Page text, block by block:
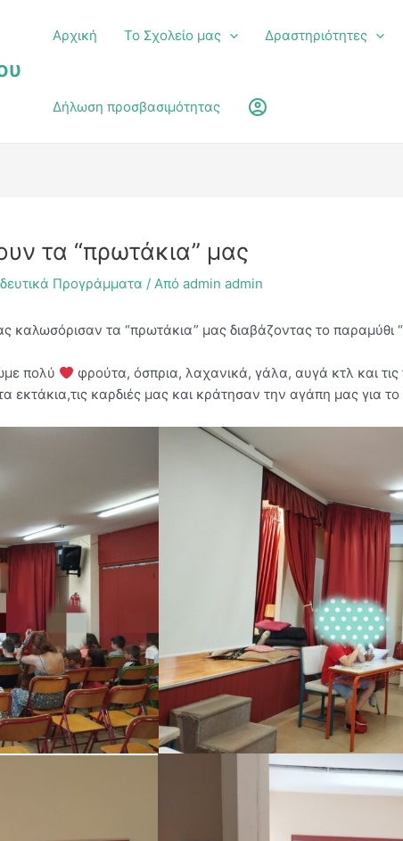
Αρχική Το Σχολείο μας Δραστηριότητες
Δήλωση προσβασιμότητας account_circle
τα “πρωτάκια” μας
Προγράμματα / Από admin admin
καλωσόρισαν τα “πρωτάκια” μας διαβάζοντας το παραμύθι
πολύ
φρούτα, όσπρια, λαχανικά, γάλα, αυγά κτλ και
εκτάκια,τις καρδιές μας και κράτησαν την αγάπη μας για